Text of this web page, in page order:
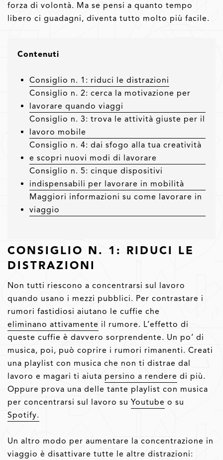
forza di volontà. Ma se pensi a quanto tempo
libero ci guadagni, diventa tutto molto più facile.
Contenuti
Consiglio n. 1: riduci le distrazioni
Consiglio n. 2: cerca la motivazione per
lavorare quando viaggi
Consiglio n. 3: trova le attività giuste per il
lavoro mobile
Consiglio n. 4: dai sfogo alla tua creatività
e scopri nuovi modi di lavorare
Consiglio n. 5: cinque dispositivi
indispensabili per lavorare in mobilità
Maggiori informazioni su come lavorare in
viaggio
CONSIGLIO N. 1: RIDUCI LE
DISTRAZIONI
Non tutti riescono a concentrarsi sul lavoro
quando usano i mezzi pubblici. Per contrastare i
rumori fastidiosi aiutano le cuffie che
eliminano attivamente il rumore. L’effetto di
queste cuffie è davvero sorprendente. Un po’ di
musica, poi, può coprire i rumori rimanenti. Creati
una playlist con musica che non ti distrae dal
lavoro e magari ti aiuta persino a rendere di più.
Oppure prova una delle tante playlist con musica
per concentrarsi sul lavoro su Youtube o su
Spotify.
Un altro modo per aumentare la concentrazione in
viaggio è disattivare tutte le altre distrazioni: